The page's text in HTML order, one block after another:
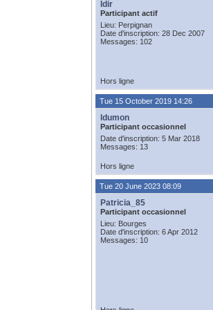
Idir
Participant actif
Lieu: Perpignan
Date d'inscription: 28 Dec 2007
Messages: 102
Hors ligne
Tue 15 October 2019 14:26
ldumon
Participant occasionnel
Date d'inscription: 5 Mar 2018
Messages: 13
Hors ligne
Tue 20 June 2023 08:09
Patricia_85
Participant occasionnel
Lieu: Bourges
Date d'inscription: 6 Apr 2012
Messages: 10